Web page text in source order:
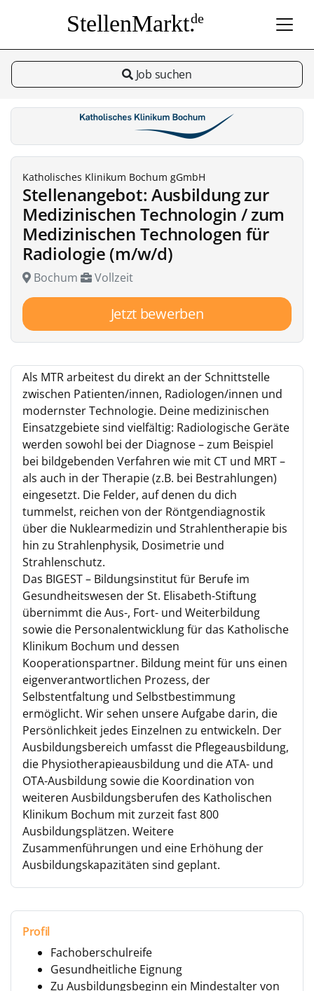
StellenMarkt.de
Job suchen
Katholisches Klinikum Bochum gGmbH
Stellenangebot: Ausbildung zur
Medizinischen Technologin / zum
Medizinischen Technologen für
Radiologie (m/w/d)
Bochum Vollzeit
Jetzt bewerben
Als MTR arbeitest du direkt an der Schnittstelle
zwischen Patienten/innen, Radiologen/innen und
modernster Technologie. Deine medizinischen
Einsatzgebiete sind vielfältig: Radiologische Geräte
werden sowohl bei der Diagnose – zum Beispiel
bei bildgebenden Verfahren wie mit CT und MRT –
als auch in der Therapie (z.B. bei Bestrahlungen)
eingesetzt. Die Felder, auf denen du dich
tummelst, reichen von der Röntgendiagnostik
über die Nuklearmedizin und Strahlentherapie bis
hin zu Strahlenphysik, Dosimetrie und
Strahlenschutz.
Das BIGEST – Bildungsinstitut für Berufe im
Gesundheitswesen der St. Elisabeth-Stiftung
übernimmt die Aus-, Fort- und Weiterbildung
sowie die Personalentwicklung für das Katholische
Klinikum Bochum und dessen
Kooperationspartner. Bildung meint für uns einen
eigenverantwortlichen Prozess, der
Selbstentfaltung und Selbstbestimmung
ermöglicht. Wir sehen unsere Aufgabe darin, die
Persönlichkeit jedes Einzelnen zu entwickeln. Der
Ausbildungsbereich umfasst die Pflegeausbildung,
die Physiotherapieausbildung und die ATA- und
OTA-Ausbildung sowie die Koordination von
weiteren Ausbildungsberufen des Katholischen
Klinikum Bochum mit zurzeit fast 800
Ausbildungsplätzen. Weitere
Zusammenführungen und eine Erhöhung der
Ausbildungskapazitäten sind geplant.
Profil
Fachoberschulreife
Gesundheitliche Eignung
Zu Ausbildungsbeginn ein Mindestalter von